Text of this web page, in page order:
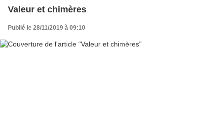
Valeur et chimères
Publié le 28/11/2019 à 09:10